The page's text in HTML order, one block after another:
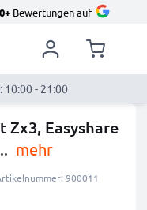
Bewertungen auf
10:00 - 21:00
Easyshare
mehr
900011